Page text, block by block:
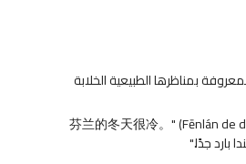
بمناظرها الطبيعية الخلابة
"芬兰的冬天很冷。" (Fēnlán de